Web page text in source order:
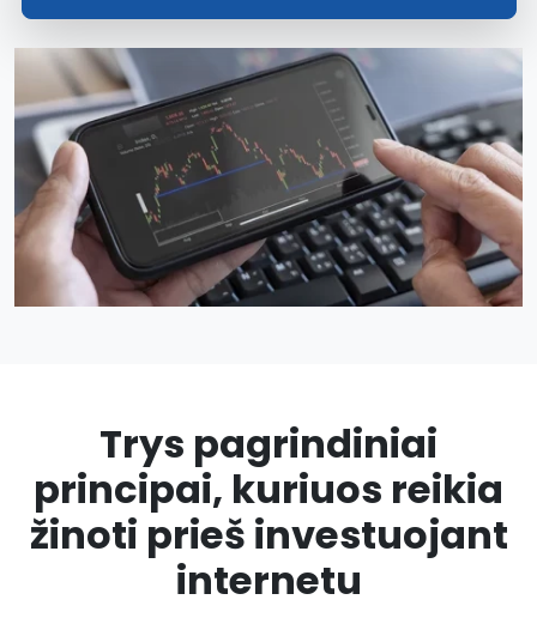
Trys pagrindiniai
principai, kuriuos reikia
žinoti prieš investuojant
internetu